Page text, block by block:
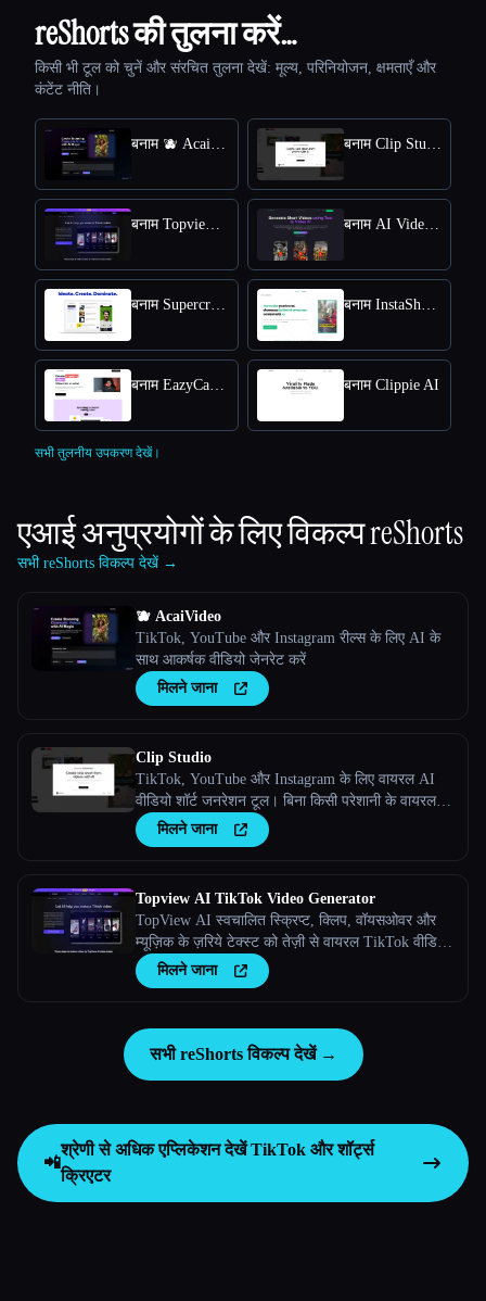
reShorts की तुलना करें…
किसी भी टूल को चुनें और संरचित तुलना देखें: मूल्य, परिनियोजन, क्षमताएँ और
कंटेंट नीति।
बनाम 🫐 AcaiVideo बनाम Clip Studio
बनाम Topview AI TikTok Video Generator बनाम AI Videos (TikTok etc)
बनाम Supercreator AI बनाम InstaShorts
बनाम EazyCaptions बनाम Clippie AI
सभी तुलनीय उपकरण देखें।
एआई अनुप्रयोगों के लिए विकल्पreShorts
सभी reShorts विकल्प देखें →
🫐 AcaiVideo
TikTok, YouTube और Instagram रील्स के लिए AI के
साथ आकर्षक वीडियो जेनरेट करें
मिलने जाना
Clip Studio
TikTok, YouTube और Instagram के लिए वायरल AI
वीडियो शॉर्ट जनरेशन टूल। बिना किसी परेशानी के वायरल
वीडियो बनाएं।
मिलने जाना
Topview AI TikTok Video Generator
TopView AI स्वचालित स्क्रिप्ट, क्लिप, वॉयसओवर और
म्यूज़िक के ज़रिये टेक्स्ट को तेज़ी से वायरल TikTok वीडियो
में बदल देता है।
मिलने जाना
सभी reShorts विकल्प देखें →
📲
श्रेणी से अधिक एप्लिकेशन देखेंTikTok और शॉर्ट्स
क्रिएटर